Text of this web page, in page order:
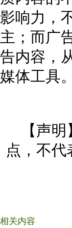
影响力，
主；而广
告内容，
媒体工具。
【声
点，不
相关内容